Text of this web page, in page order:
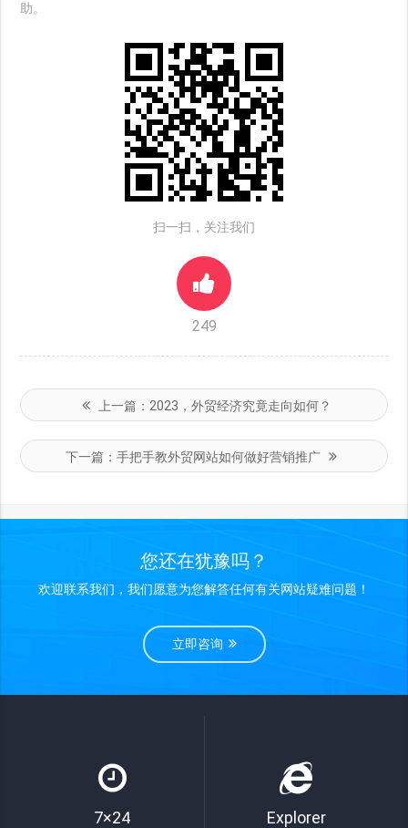
助。
扫一扫，关注我们
249
上一篇： 2023，外贸经济究竟走向如何？
下一篇：手把手教外贸网站如何做好营销推广
您还在犹豫吗？
欢迎联系我们，我们愿意为您解答任何有关网站疑难问题！
立即咨询
7×24 Explorer